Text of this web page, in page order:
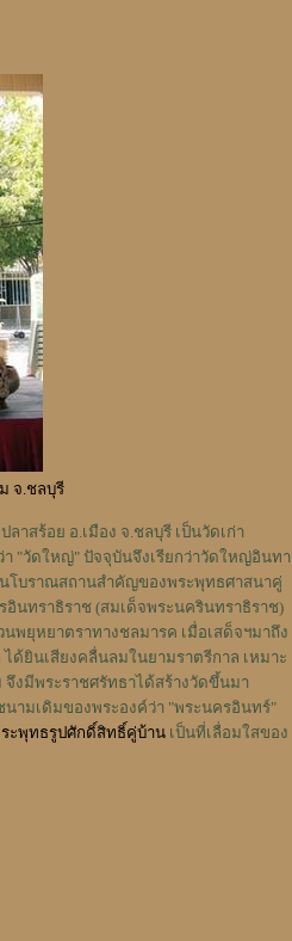
จ.ชลบุรี
าสร้อย อ.เมือง จ.ชลบุรี เป็นวัดเก่า
"วัดใหญ่" ปัจจุบันจึงเรียกว่าวัดใหญ่อินทา
นโบราณสถานสำคัญของพระพุทธศาสนาคู่
นทราธิราช (สมเด็จพระนครินทราธิราช)
พยุหยาตราทางชลมารค เมื่อเสด็จฯมาถึง
ด้ยินเสียงคลื่นลมในยามราตรีกาล เหมาะ
งมีพระราชศรัทธาได้สร้างวัดขึ้นมา
ามเดิมของพระองค์ว่า "พระนครอินทร์"
ะพุทธรูปศักดิ์สิทธิ์คู่บ้านเป็นที่เลื่อมใสของ